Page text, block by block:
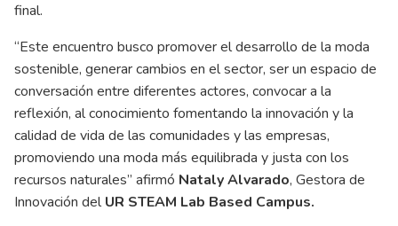
final.
“Este encuentro busco promover el desarrollo de la moda
sostenible, generar cambios en el sector, ser un espacio de
conversación entre diferentes actores, convocar a la
reflexión, al conocimiento fomentando la innovación y la
calidad de vida de las comunidades y las empresas,
promoviendo una moda más equilibrada y justa con los
recursos naturales” afirmó Nataly Alvarado, Gestora de
Innovación delUR STEAM Lab Based Campus.